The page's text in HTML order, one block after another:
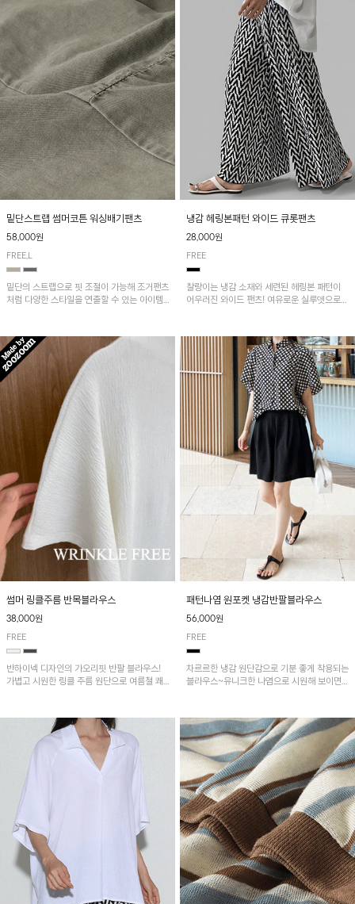
밑단스트랩 썸머코튼 워싱배기팬츠
58,000원
FREE,L
밑단의 스트랩으로 핏 조절이 가능해 조거팬츠
처럼 다양한 스타일을 연출할 수 있는 아이템!
냉감 헤링본패턴 와이드 큐롯팬츠
28,000원
FREE
찰랑이는 냉감 소재와 세련된 헤링본 패턴이
어우러진 와이드 팬츠! 여유로운 실루엣으로
다.
썸머 링클주름 반목블라우스
38,000원
FREE
반하이넥 디자인의 가오리핏 반팔 블라우스!
가볍고 시원한 링클 주름 원단으로 여름철 쾌
패턴나염 원포켓 냉감반팔블라우스
56,000원
FREE
차르르한 냉감 원단감으로 기분 좋게 착용되는
블라우스~유니크한 나염으로 시원해 보이면